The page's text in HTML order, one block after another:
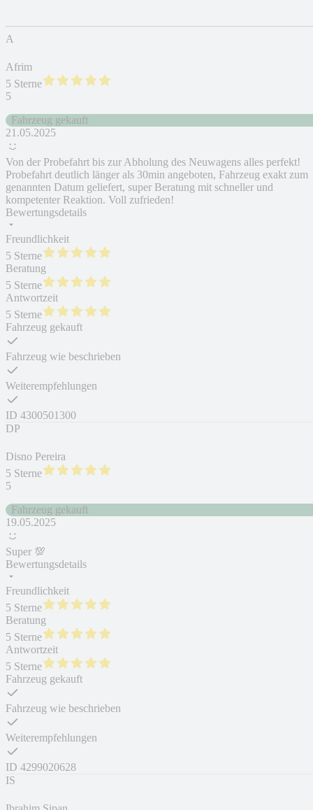
A
Afrim
5 Sterne
5
Fahrzeug gekauft
21.05.2025
Von der Probefahrt bis zur Abholung des Neuwagens alles perfekt!
Probefahrt deutlich länger als 30min angeboten, Fahrzeug exakt zum
genannten Datum geliefert, super Beratung mit schneller und
kompetenter Reaktion. Voll zufrieden!
Bewertungsdetails
Freundlichkeit
5 Sterne
Beratung
5 Sterne
Antwortzeit
5 Sterne
Fahrzeug gekauft
Fahrzeug wie beschrieben
Weiterempfehlungen
ID 4300501300
DP
Disno Pereira
5 Sterne
5
Fahrzeug gekauft
19.05.2025
Super 💯
Bewertungsdetails
Freundlichkeit
5 Sterne
Beratung
5 Sterne
Antwortzeit
5 Sterne
Fahrzeug gekauft
Fahrzeug wie beschrieben
Weiterempfehlungen
ID 4299020628
IS